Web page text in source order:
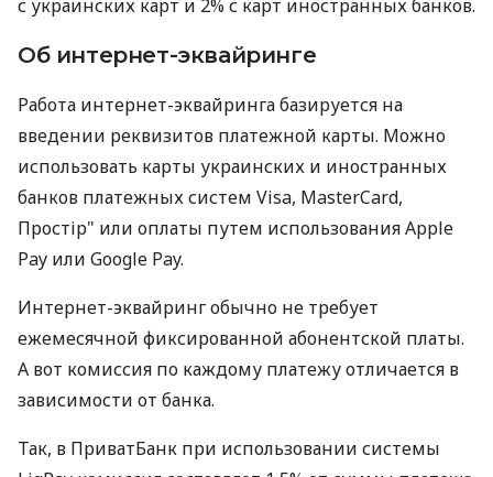
с украинских карт и 2% с карт иностранных банков.
Об интернет-эквайринге
Работа интернет-эквайринга базируется на
введении реквизитов платежной карты. Можно
использовать карты украинских и иностранных
банков платежных систем Visa, MasterCard,
Простір" или оплаты путем использования Apple
Pay или Google Pay.
Интернет-эквайринг обычно не требует
ежемесячной фиксированной абонентской платы.
А вот комиссия по каждому платежу отличается в
зависимости от банка.
Так, в ПриватБанк при использовании системы